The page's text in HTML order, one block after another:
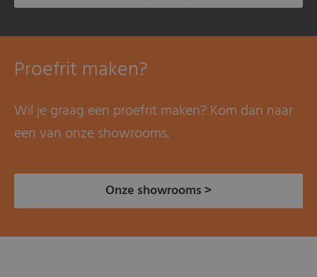
Proefrit maken?
Wil je graag een proefrit maken? Kom dan naar
een van onze showrooms.
Onze showrooms >